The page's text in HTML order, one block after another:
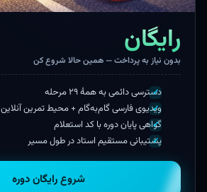
رایگان
بدون نیاز به پرداخت — همین حالا شروع کن
دسترسی دائمی به همهٔ ۲۹ مرحله
ویدیوی فارسی گام‌به‌گام + محیط تمرین آنلاین
گواهی پایان دوره با کد استعلام
پشتیبانی مستقیم استاد در طول مسیر
شروع رایگان دوره